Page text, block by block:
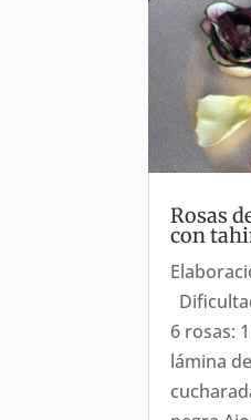
Rosas
con
6 rosas:
lámina